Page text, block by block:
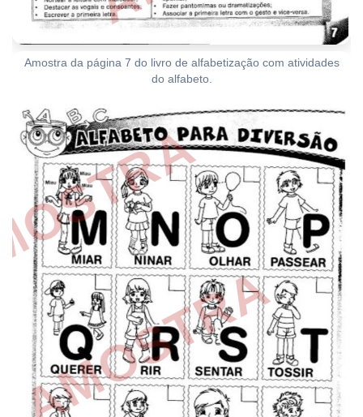
Amostra da página 7 do livro de alfabetização com atividades
do alfabeto.